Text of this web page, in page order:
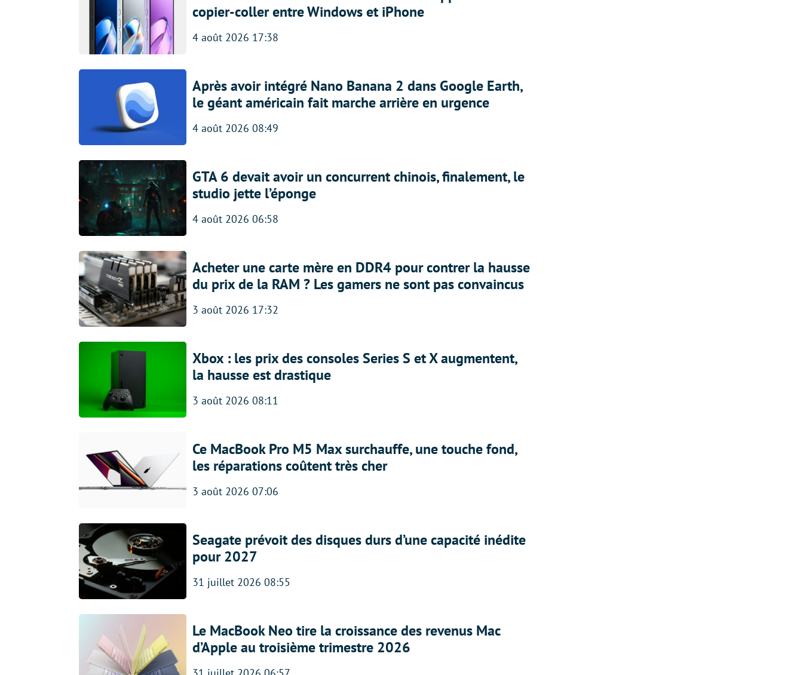
copier-coller entre Windows et iPhone
4 août 2026 17:38
Après avoir intégré Nano Banana 2 dans Google Earth,
le géant américain fait marche arrière en urgence
4 août 2026 08:49
GTA 6 devait avoir un concurrent chinois, finalement, le
studio jette l’éponge
4 août 2026 06:58
Acheter une carte mère en DDR4 pour contrer la hausse
du prix de la RAM ? Les gamers ne sont pas convaincus
3 août 2026 17:32
Xbox : les prix des consoles Series S et X augmentent,
la hausse est drastique
3 août 2026 08:11
Ce MacBook Pro M5 Max surchauffe, une touche fond,
les réparations coûtent très cher
3 août 2026 07:06
Seagate prévoit des disques durs d’une capacité inédite
pour 2027
31 juillet 2026 08:55
Le MacBook Neo tire la croissance des revenus Mac
d’Apple au troisième trimestre 2026